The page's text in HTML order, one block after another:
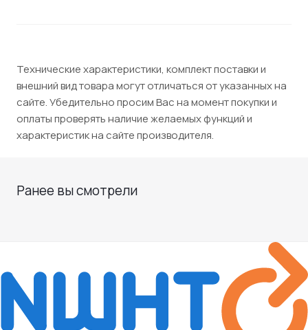
Технические характеристики, комплект поставки и
внешний вид товара могут отличаться от указанных на
сайте. Убедительно просим Вас на момент покупки и
оплаты проверять наличие желаемых функций и
характеристик на сайте производителя.
Ранее вы смотрели